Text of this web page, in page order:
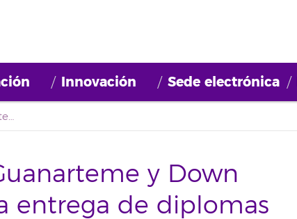
Innovación Sede electrónica
Fundación Mapfre Guanarteme y Down Tenerife realizan una entrega de diplomas de las prácticas formativas finalizadas en la Fundación de la Universidad de La Laguna
y Down
entrega de diplomas